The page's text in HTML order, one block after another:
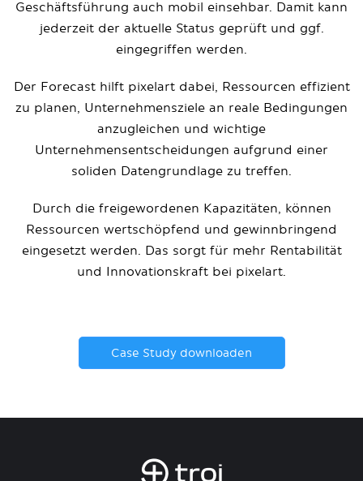
Geschäftsführung auch mobil einsehbar. Damit kann
jederzeit der aktuelle Status geprüft und ggf.
eingegriffen werden.
Der Forecast hilft pixelart dabei, Ressourcen effizient
zu planen, Unternehmensziele an reale Bedingungen
anzugleichen und wichtige
Unternehmensentscheidungen aufgrund einer
soliden Datengrundlage zu treffen.
Durch die freigewordenen Kapazitäten, können
Ressourcen wertschöpfend und gewinnbringend
eingesetzt werden. Das sorgt für mehr Rentabilität
und Innovationskraft bei pixelart.
Case Study downloaden